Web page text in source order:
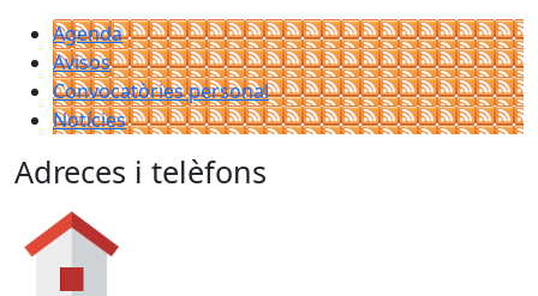
Agenda
Avisos
Convocatòries personal
Notícies
Adreces i telèfons